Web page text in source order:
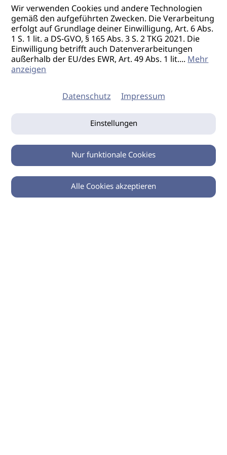
0
Wir verwenden Cookies und andere Technologien
gemäß den aufgeführten Zwecken. Die Verarbeitung
erfolgt auf Grundlage deiner Einwilligung, Art. 6 Abs.
1 S. 1 lit. a DS-GVO, § 165 Abs. 3 S. 2 TKG 2021. Die
Einwilligung betrifft auch Datenverarbeitungen
außerhalb der EU/des EWR, Art. 49 Abs. 1 lit....Mehr
anzeigen
Datenschutz Impressum
Einstellungen
Nur funktionale Cookies
Alle Cookies akzeptieren